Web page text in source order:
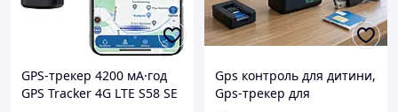
GPS-трекер 4200 мА·год
GPS Tracker 4G LTE S58 SE
Gps контроль для дитини,
Gps-трекер для